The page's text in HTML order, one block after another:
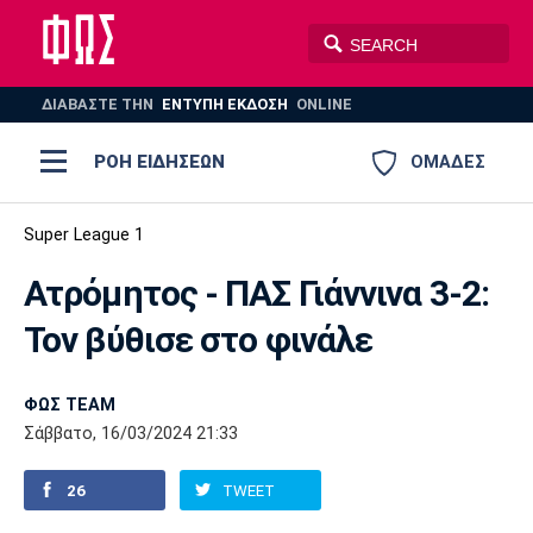
ΔΙΑΒΑΣΤΕ THN ΕΝΤΥΠΗ ΕΚΔΟΣΗ ONLINE
ΟΜΑΔΕΣ
ΡΟΗ ΕΙΔΗΣΕΩΝ
ΠΟΔΟΣΦΑΙΡΟ
ΒΟΛΕΪ ΠΟΛΟ
AUTO-MOTO
Ποδόσφαιρο
Super League 1
Super League 2
Γ Εθνική
Ελλάδα
Μπάσκετ
Ελλάδα
Εθνική
EuroLeague
Ολυμπιακοί Αγώνες
Βόλεϊ
Πόλο
Ολυμπιακός ΑΕΚ ΠΑΟΚ
Παναθηναϊκός Ατρόμητος
Super League 1
Ατρόμητος - ΠΑΣ Γιάννινα 3-2:
Τον βύθισε στο φινάλε
ΦΩΣ TEAM
Σάββατο, 16/03/2024 21:33
26 TWEET